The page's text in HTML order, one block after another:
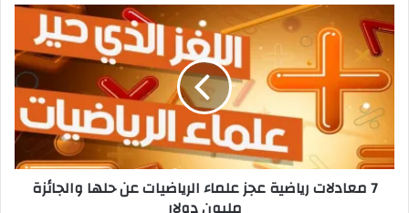
7 معادلات رياضية عجز علماء الرياضيات عن حلها والجائزة